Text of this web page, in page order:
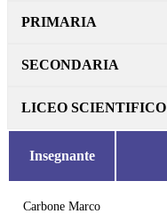
PRIMARIA
SECONDARIA
LICEO SCIENTIFICO
Insegnante
Carbone Marco